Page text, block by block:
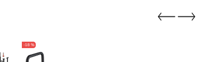
-18 %